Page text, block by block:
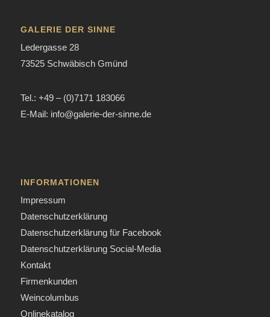
GALERIE DER SINNE
Ledergasse 28
73525 Schwäbisch Gmünd
Tel.: +49 – (0)7171 183066
E-Mail: info@galerie-der-sinne.de
INFORMATIONEN
Impressum
Datenschutzerklärung
Datenschutzerklärung für Facebook
Datenschutzerklärung Social-Media
Kontakt
Firmenkunden
Weincolumbus
Onlinekatalog